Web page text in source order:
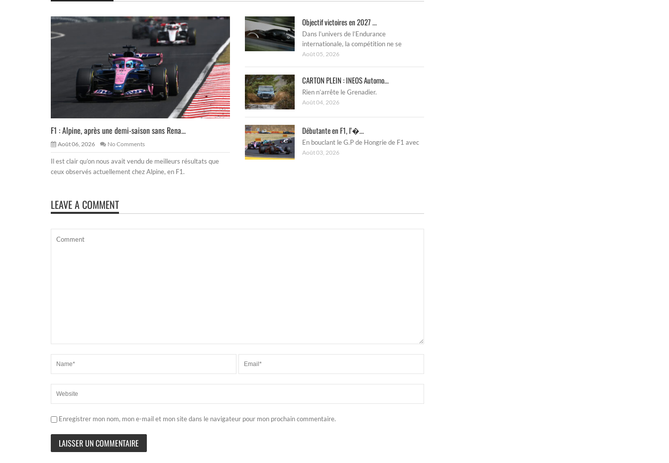
F1 : Alpine, après une demi-saison sans Rena...
Août 06, 2026 No Comments
Il est clair qu’on nous avait vendu de meilleurs résultats que
ceux observés actuellement chez Alpine, en F1.
Objectif victoires en 2027 ...
Dans l’univers de l’Endurance
internationale, la compétition ne se
Août 05, 2026
CARTON PLEIN : INEOS Automo...
Rien n’arrête le Grenadier.
Août 04, 2026
Débutante en F1, l’�...
En bouclant le G.P de Hongrie de F1 avec
Août 03, 2026
LEAVE A COMMENT
Enregistrer mon nom, mon e-mail et mon site dans le navigateur pour mon prochain commentaire.